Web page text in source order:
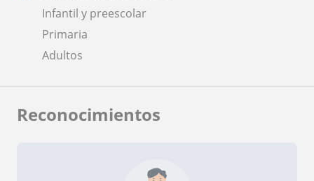
Infantil y preescolar
Primaria
Adultos
Reconocimientos